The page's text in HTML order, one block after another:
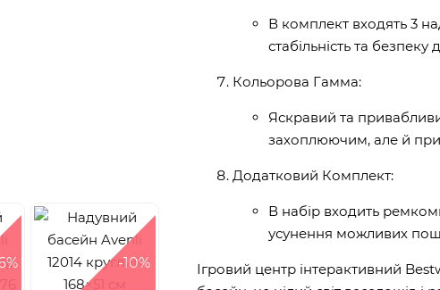
-10%
В комплект входять 3
стабільність та
Кольорова Гамма:
Яскравий та
захоплюючим, але й
Додатковий Комплект:
В набір входить
усунення можливих
Ігровий центр інтерактивний